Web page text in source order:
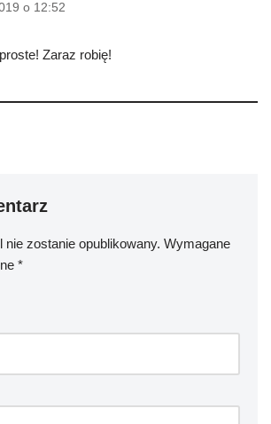
o 12:52
Zaraz robię!
nie zostanie opublikowany. Wymagane
*